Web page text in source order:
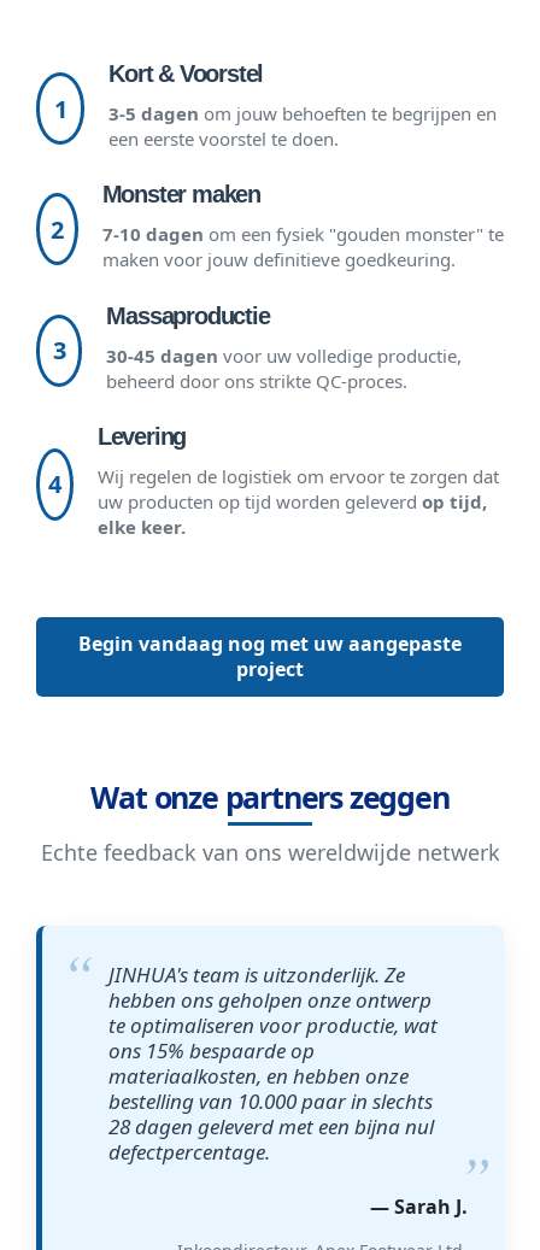
1
Kort & Voorstel
3-5 dagen om jouw behoeften te begrijpen en
een eerste voorstel te doen.
2
Monster maken
7-10 dagen om een fysiek "gouden monster" te
maken voor jouw definitieve goedkeuring.
3
Massaproductie
30-45 dagen voor uw volledige productie,
beheerd door ons strikte QC-proces.
4
Levering
Wij regelen de logistiek om ervoor te zorgen dat
uw producten op tijd worden geleverd op tijd,
elke keer.
Begin vandaag nog met uw aangepaste
project
Wat onze partners zeggen
Echte feedback van ons wereldwijde netwerk
JINHUA's team is uitzonderlijk. Ze
hebben ons geholpen onze ontwerp
te optimaliseren voor productie, wat
ons 15% bespaarde op
materiaalkosten, en hebben onze
bestelling van 10.000 paar in slechts
28 dagen geleverd met een bijna nul
defectpercentage.
— Sarah J.